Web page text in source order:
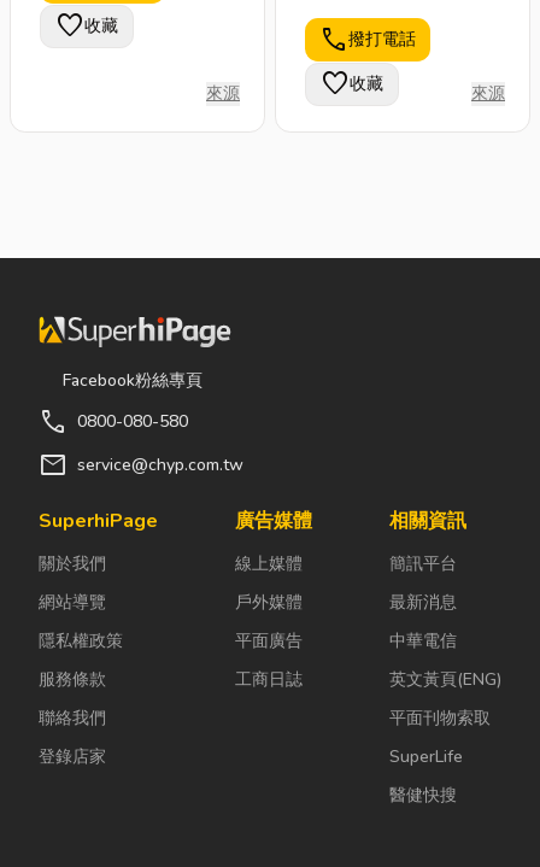
favorite收藏
來源
主要產品：莊記粽,貓
山王榴槤及相關商品、
南洋風味素食咖哩角、
台北國際食品展。
call撥打電話
favorite收藏 來源
Facebook粉絲專頁
call 0800-080-580
mail service@chyp.com.tw
SuperhiPage
關於我們
網站導覽
隱私權政策
服務條款
聯絡我們
登錄店家
廣告媒體
線上媒體
戶外媒體
平面廣告
工商日誌
相關資訊
簡訊平台
最新消息
中華電信
英文黃頁(ENG)
平面刊物索取
SuperLife
醫健快搜